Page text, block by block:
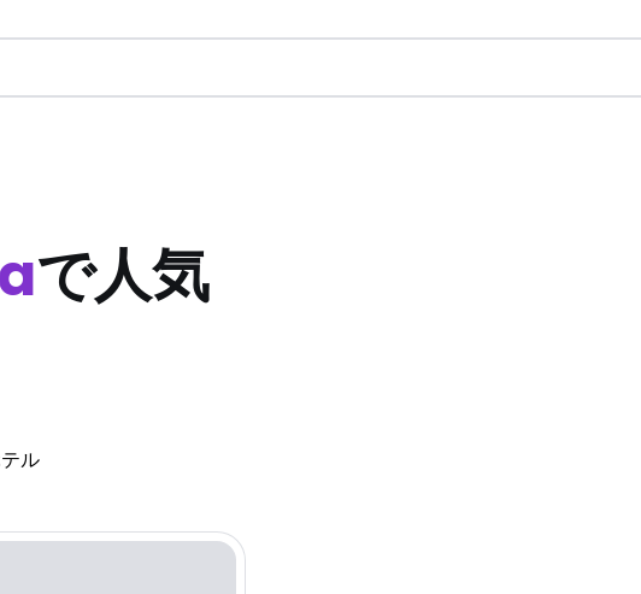
で人気
ル